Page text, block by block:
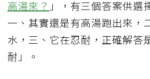
高湯來？ 」，有三個答案供選
一、其實還是有高湯跑出來，
水，三、它在忍耐，正確解答
耐」。